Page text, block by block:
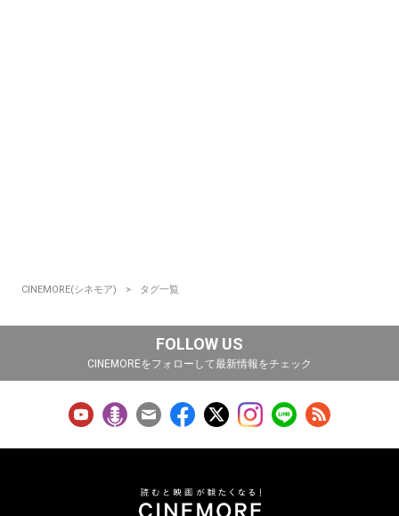
CINEMORE(シネモア) タグ一覧
FOLLOW US
CINEMOREをフォローして最新情報をチェック